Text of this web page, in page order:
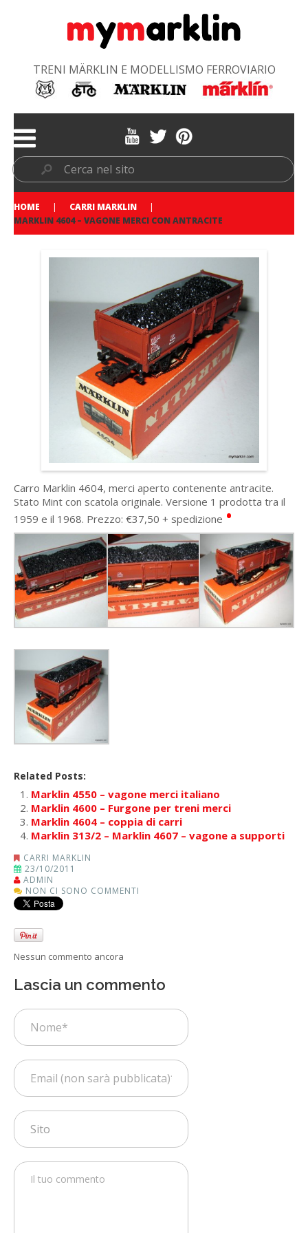
TRENI MÄRKLIN E MODELLISMO FERROVIARIO
HOME
CARRI MARKLIN
MARKLIN 4604 – VAGONE MERCI CON ANTRACITE
Carro Marklin 4604, merci aperto contenente antracite.
Stato Mint con scatola originale. Versione 1 prodotta tra il
1959 e il 1968. Prezzo: €37,50 + spedizione •
Related Posts:
Marklin 4550 – vagone merci italiano
Marklin 4600 – Furgone per treni merci
Marklin 4604 – coppia di carri
Marklin 313/2 – Marklin 4607 – vagone a supporti
CARRI MARKLIN
23/10/2011
ADMIN
NON CI SONO COMMENTI
Nessun commento ancora
Lascia un commento